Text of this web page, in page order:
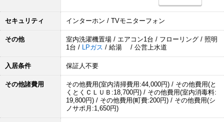
セキュリティ インターホン / TVモニターフォン
その他
室内洗濯機置場 / エアコン1台 / フローリング / 照明
1台 / LPガス / 給湯 / 公営上水道
入居条件 保証人不要
その他諸費用
その他費用(室内清掃費用:44,000円) / その他費用(と
くとくＣＬＵＢ:18,700円) / その他費用(室内消毒料:
19,800円) / その他費用(町費:200円) / その他費用(シ
ノサポ月:1,650円)